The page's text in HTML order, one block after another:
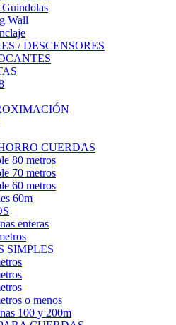
Guindolas
Wall
/ DESCENSORES
CUERDAS
80 metros
70 metros
60 metros
60m
enteras
SIMPLES
o menos
100 y 200m